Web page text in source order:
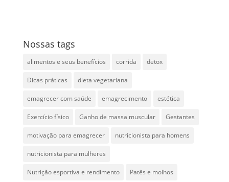
Nossas tags
alimentos e seus benefícios corrida detox
Dicas práticas dieta vegetariana
emagrecer com saúde emagrecimento estética
Exercício físico Ganho de massa muscular Gestantes
motivação para emagrecer nutricionista para homens
nutricionista para mulheres
Nutrição esportiva e rendimento Patês e molhos